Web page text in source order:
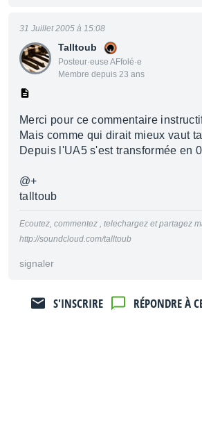
Talltoub
Posteur·euse AFfolé·e
Membre depuis 23 ans
31 Juillet 2005 à 15:08
Merci pour ce commentaire
Mais comme qui dirait mieux vaut
Depuis l'UA5 s'est transformée en
@+
talltoub
Ecoutez, commentez , telechargez et partagez
http://soundcloud.com/talltoub
signaler
RÉPONDRE À
S'INSCRIRE